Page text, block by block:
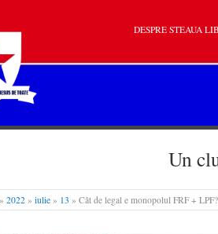
LIBERĂ
DESPRE STEAUA
Un
» 2022 » iulie » 13 » Cât de legal e monopolul FRF + LPF?